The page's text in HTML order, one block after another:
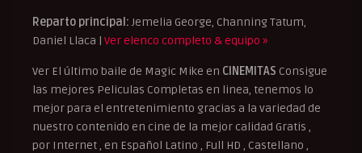
Reparto principal: Jemelia George, Channing Tatum,
Daniel Llaca | Ver elenco completo & equipo »
Ver El último baile de Magic Mike en CINEMITAS Consigue
las mejores Peliculas Completas en linea, tenemos lo
mejor para el entretenimiento gracias a la variedad de
nuestro contenido en cine de la mejor calidad Gratis ,
por Internet , en Español Latino , Full HD , Castellano ,